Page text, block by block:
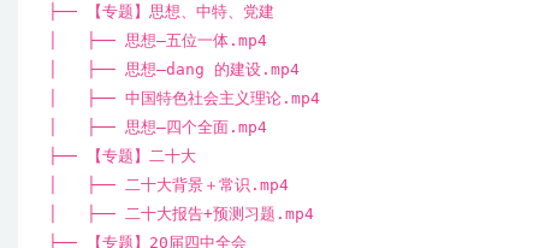
├── 【专题】思想、中特、党建
│ ├── 思想—五位一体.mp4
│ ├── 思想—dang 的建设.mp4
│ ├── 中国特色社会主义理论.mp4
│ ├── 思想—四个全面.mp4
├── 【专题】二十大
│ ├── 二十大背景＋常识.mp4
│ ├── 二十大报告+预测习题.mp4
├── 【专题】20届四中全会